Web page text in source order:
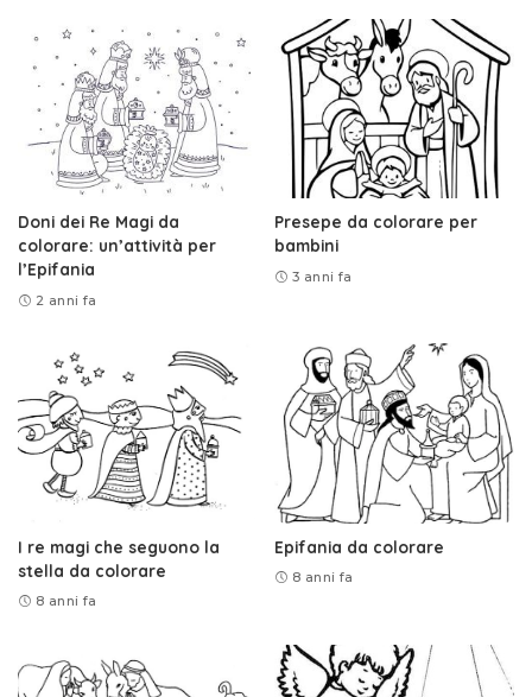
Doni dei Re Magi da
colorare: un’attività per
l’Epifania
2 anni fa
Presepe da colorare per
bambini
3 anni fa
I re magi che seguono la
stella da colorare
8 anni fa
Epifania da colorare
8 anni fa